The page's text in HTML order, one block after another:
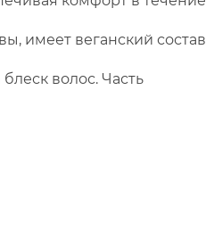
имеет веганский состав
волос. Часть